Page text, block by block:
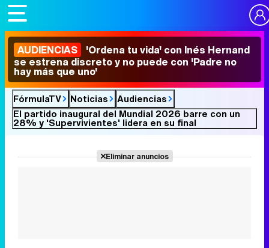
AUDIENCIAS 'Ordena tu vida' con Inés Hernand
se estrena discreto y no puede con 'Padre no
hay más que uno'
FórmulaTV Noticias
Audiencias
El partido inaugural del Mundial 2026 barre con un
28% y 'Supervivientes' lidera en su final
Eliminar anuncios